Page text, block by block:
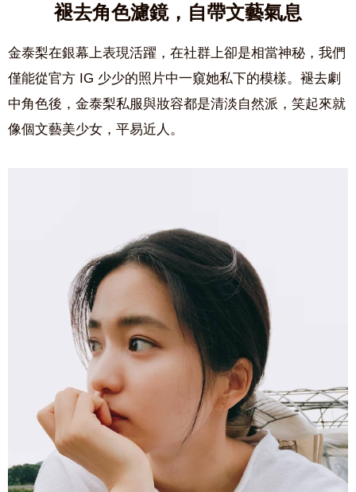
褪去角色濾鏡，自帶文藝氣息
金泰梨在銀幕上表現活躍，在社群上卻是相當神秘，我們
僅能從官方 IG 少少的照片中一窺她私下的模樣。褪去劇
中角色後，金泰梨私服與妝容都是清淡自然派，笑起來就
像個文藝美少女，平易近人。